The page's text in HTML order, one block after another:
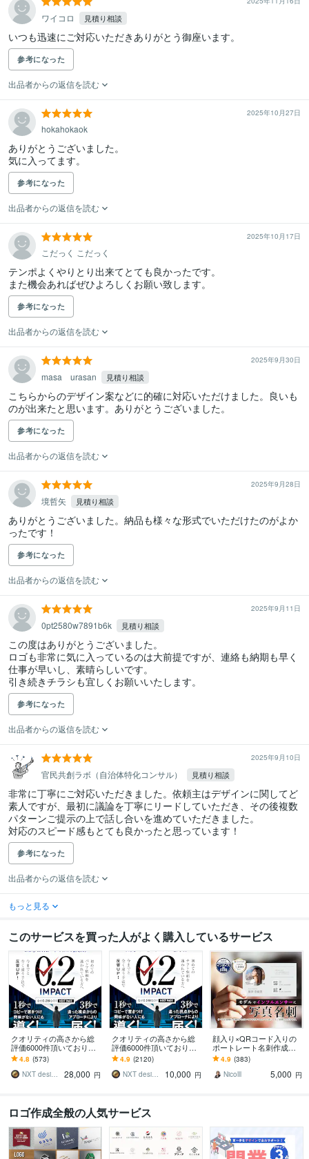
ワイコロ 見積り相談
いつも迅速にご対応いただきありがとう御座います。
参考になった
出品者からの返信を読む
2025年10月27日
hokahokaok
ありがとうございました。
気に入ってます。
参考になった
出品者からの返信を読む
2025年10月17日
こだっく こだっく
テンポよくやりとり出来てとても良かったです。
また機会あればぜひよろしくお願い致します。
参考になった
出品者からの返信を読む
2025年9月30日
masa urasan 見積り相談
こちらからのデザイン案などに的確に対応いただけました。良いも
のが出来たと思います。ありがとうございました。
参考になった
出品者からの返信を読む
2025年9月28日
境哲矢 見積り相談
ありがとうございました。納品も様々な形式でいただけたのがよか
ったです！
参考になった
出品者からの返信を読む
2025年9月11日
0pt2580w7891b6k 見積り相談
この度はありがとうございました。
ロゴも非常に気に入っているのは大前提ですが、連絡も納期も早く
仕事が早いし、素晴らしいです。
引き続きチラシも宜しくお願いいたします。
参考になった
出品者からの返信を読む
2025年9月10日
官民共創ラボ（自治体特化コンサル） 見積り相談
非常に丁寧にご対応いただきました。依頼主はデザインに関してど
素人ですが、最初に議論を丁寧にリードしていただき、その後複数
パターンご提示の上で話し合いを進めていただきました。
対応のスピード感もとても良かったと思っています！
参考になった
出品者からの返信を読む
もっと見る
このサービスを買った人がよく購入しているサービス
クオリティの高さから総
評価6000件頂いておりま
す 修正無制限！25年デザ
イナーが作る違った視点
からのパンフ制作
4.8 (573)
NXT design 研究所
28,000 円
クオリティの高さから総
評価6000件頂いておりま
す 修正無制限！25年デザ
イナーが作る訴求方法で
チラシ反響UP!
4.9 (2120)
NXT design 研究所
10,000 円
顔入り×QRコード入りの
ポートレート名刺作成し
ます インストラクターや
フリーの事業者にオスス
メ ポートレート名刺
4.9 (383)
Nicolll
5,000 円
ロゴ作成全般の人気サービス